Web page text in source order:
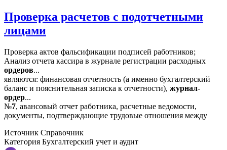
Проверка расчетов с подотчетными
лицами
Проверка актов фальсификации подписей работников;
Анализ отчета кассира в журнале регистрации расходных
ордеров...
являются: финансовая отчетность (а именно бухгалтерский
баланс и пояснительная записка к отчетности), журнал-
ордер...
№7, авансовый отчет работника, расчетные ведомости,
документы, подтверждающие трудовые отношения между
Источник Справочник
Категория Бухгалтерский учет и аудит